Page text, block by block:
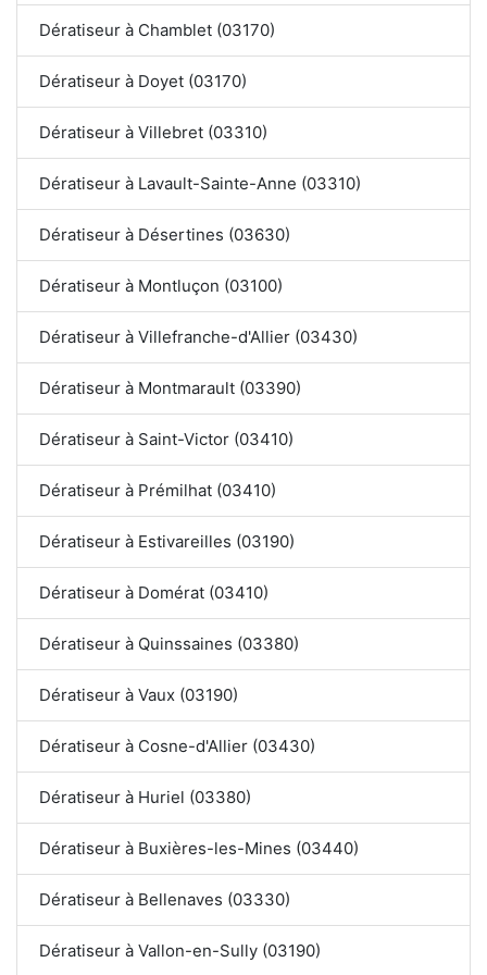
Dératiseur à Chamblet (03170)
Dératiseur à Doyet (03170)
Dératiseur à Villebret (03310)
Dératiseur à Lavault-Sainte-Anne (03310)
Dératiseur à Désertines (03630)
Dératiseur à Montluçon (03100)
Dératiseur à Villefranche-d'Allier (03430)
Dératiseur à Montmarault (03390)
Dératiseur à Saint-Victor (03410)
Dératiseur à Prémilhat (03410)
Dératiseur à Estivareilles (03190)
Dératiseur à Domérat (03410)
Dératiseur à Quinssaines (03380)
Dératiseur à Vaux (03190)
Dératiseur à Cosne-d'Allier (03430)
Dératiseur à Huriel (03380)
Dératiseur à Buxières-les-Mines (03440)
Dératiseur à Bellenaves (03330)
Dératiseur à Vallon-en-Sully (03190)